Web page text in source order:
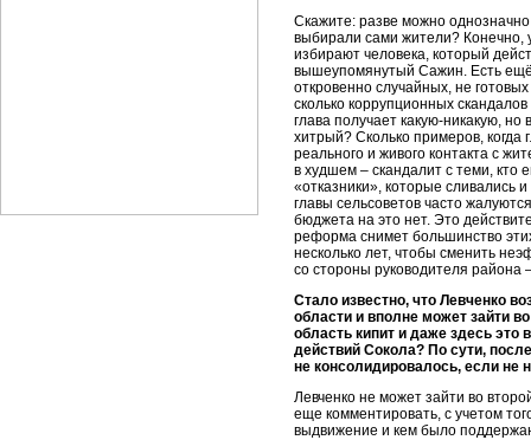
Скажите: разве можно
выбирали сами жители? Конечно,
избирают человека, который
вышеупомянутый Сажин. Есть
откровенно случайных, не
сколько коррупционных
глава получает какую-никакую,
хитрый? Сколько примеров, когда
реального и живого контакта с
в худшем – скандалит с теми, кто
«отказники», которые сливались
главы сельсоветов часто
бюджета на это нет. Это
реформа снимет большинство
несколько лет, чтобы сменить
со стороны руководителя района
Стало известно, что Левченко
области и вполне может зайти
область кипит и даже здесь это
действий Сокола? По сути,
не консолидировалось, если не
Левченко не может зайти во
еще комментировать, с учетом
выдвижение и кем было